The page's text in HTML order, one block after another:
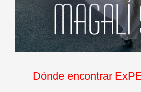
Dónde encontrar